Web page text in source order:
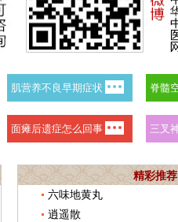
精彩推荐
六味地黄丸
逍遥散